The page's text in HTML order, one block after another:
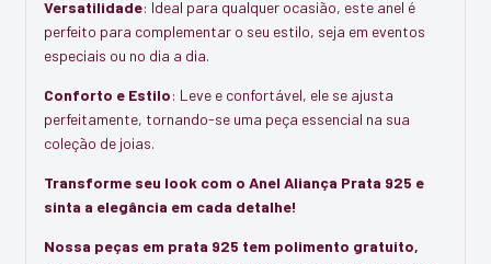
Versatilidade: Ideal para qualquer ocasião, este anel é
perfeito para complementar o seu estilo, seja em eventos
especiais ou no dia a dia.
Conforto e Estilo: Leve e confortável, ele se ajusta
perfeitamente, tornando-se uma peça essencial na sua
coleção de joias.
Transforme seu look com o Anel Aliança Prata 925 e
sinta a elegância em cada detalhe!
Nossa peças em prata 925 tem polimento gratuito,